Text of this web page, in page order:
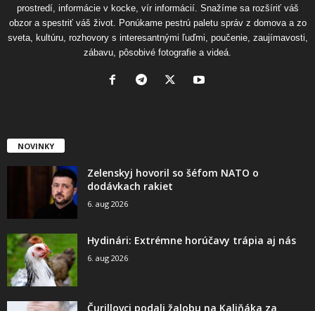
prostredí, informácie v kocke, vír informácií. Snažíme sa rozšíriť váš
obzor a spestriť váš život. Ponúkame pestrú paletu správ z domova a zo
sveta, kultúru, rozhovory s interesantnými ľuďmi, poučenie, zaujímavosti,
zábavu, pôsobivé fotografie a videá.
NOVINKY
Zelenskyj hovoril so šéfom NATO o
dodávkach rakiet
6. aug 2026
Hydinári: Extrémne horúčavy trápia aj nás
6. aug 2026
Čurillovci podali žalobu na Kaliňáka za